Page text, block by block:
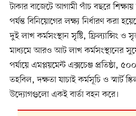
টাকার বাজেটে আগামী পাঁচ বছরে
পর্যন্ত বিনিয়োগের লক্ষ্য নির্ধারণ করা
দুই লাখ কর্মসংস্থান সৃষ্টি, ফ্রিল্যান্সিং
মাধ্যমে আরও আট লাখ কর্মসংস্থানের
পর্যায়ে এমপ্লয়মেন্ট এক্সচেঞ্জ প্রতিষ্ঠা,
তহবিল, দক্ষতা যাচাই কর্মসূচি ও স্মার্ট
উদ্যোগগুলো একই বার্তা বহন করে।